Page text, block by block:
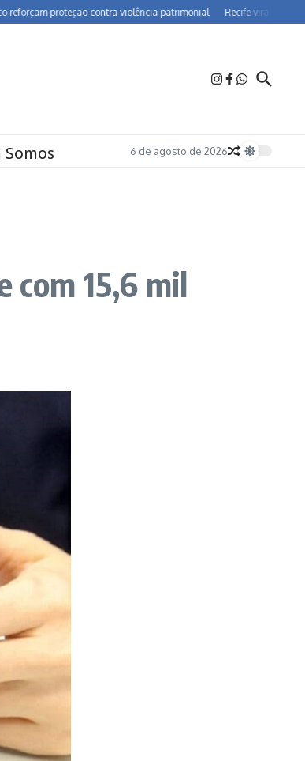
proteção contra violência patrimonial Recife vira polo de
Somos 6 de agosto de 2026
com 15,6 mil